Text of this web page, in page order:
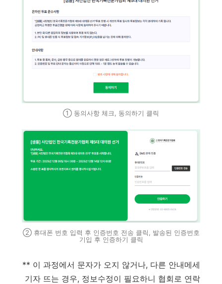
① 동의사항 체크, 동의하기 클릭
② 휴대폰 번호 입력 후 인증번호 전송 클릭, 발송된 인증번호
기입 후 인증하기 클릭
** 이 과정에서 문자가 오지 않거나, 다른 안내메세
기자 뜨는 경우, 정보수정이 필요하니 협회로 연락